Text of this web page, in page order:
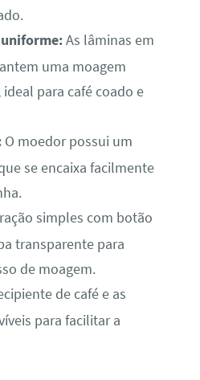
As lâminas em
uma moagem
para café coado e
O moedor possui um
se encaixa facilmente
simples com botão
transparente para
de moagem.
de café e as
para facilitar a